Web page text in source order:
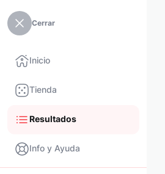
Cerrar
Inicio
Tienda
Resultados
Info y Ayuda